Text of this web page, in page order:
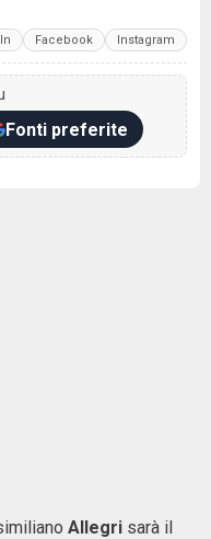
Facebook Instagram
Fonti preferite
Allegri sarà il